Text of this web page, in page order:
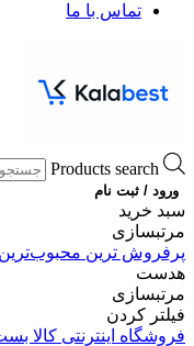
تماس با ما
Products search
ورود / ثبت نام
سبد خرید
مرتبسازی
پرفروش ترین محبوب‌ترین
هدست
مرتبسازی
فیلتر کردن
فروشگاه اینترنتی کالا